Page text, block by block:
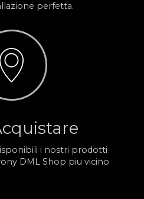
perfetta.
i nostri prodotti
DML Shop piu vicino